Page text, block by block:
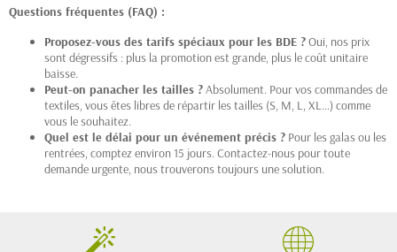
Questions fréquentes (FAQ) :
Proposez-vous des tarifs spéciaux pour les BDE ?Oui, nos prix
sont dégressifs : plus la promotion est grande, plus le coût unitaire
baisse.
Peut-on panacher les tailles ?Absolument. Pour vos commandes de
textiles, vous êtes libres de répartir les tailles (S, M, L, XL...) comme
vous le souhaitez.
Quel est le délai pour un événement précis ? Pour les galas ou les
rentrées, comptez environ 15 jours. Contactez-nous pour toute
demande urgente, nous trouverons toujours une solution.